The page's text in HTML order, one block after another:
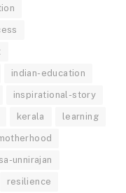
indian-education
inspirational-story
kerala learning
unnirajan
resilience